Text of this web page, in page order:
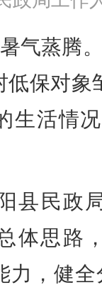
气蒸腾
低保对象
生活情
县民政
体思路
力，健